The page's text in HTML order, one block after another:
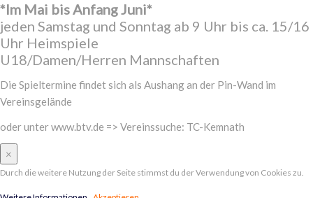
*Im Mai bis Anfang Juni*
jeden Samstag und Sonntag ab 9 Uhr bis ca. 15/16
Uhr Heimspiele
U18/Damen/Herren Mannschaften
Die Spieltermine findet sich als Aushang an der Pin-Wand im
Vereinsgelände
oder unter www.btv.de => Vereinssuche: TC-Kemnath
×
Durch die weitere Nutzung der Seite stimmst du der Verwendung von Cookies zu.